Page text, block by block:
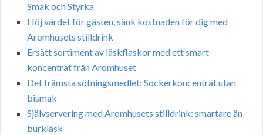
Smak och Styrka
Höj värdet för gästen, sänk kostnaden för dig med
Aromhusets stilldrink
Ersätt sortiment av läskflaskor med ett smart
koncentrat från Aromhuset
Det främsta sötningsmedlet: Sockerkoncentrat utan
bismak
Självservering med Aromhusets stilldrink: smartare än
burkläsk